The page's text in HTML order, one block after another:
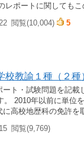
レポートに関しても
閲覧(10,004) 5
校教諭１種（２
ト・試験問題を記
。 2010年以前に単位
に高校地歴科の免許
閲覧(9,769)